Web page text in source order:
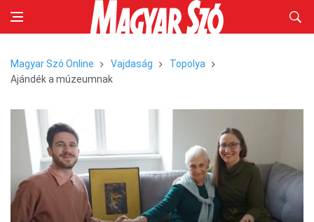
Magyar Szó Online Vajdaság
Topolya
Ajándék a múzeumnak